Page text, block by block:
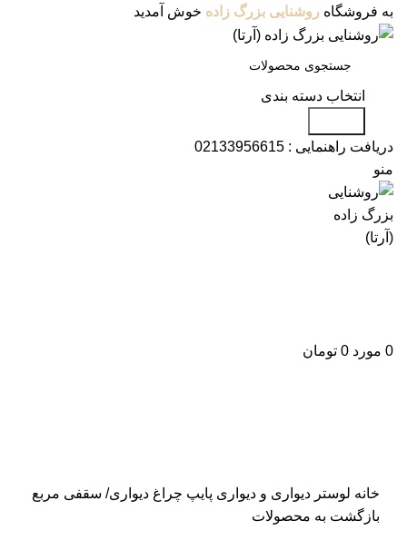
به فروشگاه روشنایی بزرگ زاده خوش آمدید
انتخاب دسته بندی
دریافت راهنمایی : 02133956615
منو
0 مورد 0 تومان
خانه لوستر دیواری و دیواری پایپ چراغ دیواری/ سقفی مربع
بازگشت به محصولات